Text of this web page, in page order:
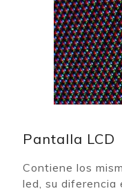
Pantalla LCD
Contiene los
led, su diferencia